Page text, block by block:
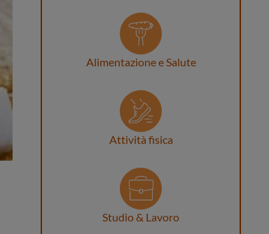
Alimentazione e Salute
Attività fisica
Studio & Lavoro